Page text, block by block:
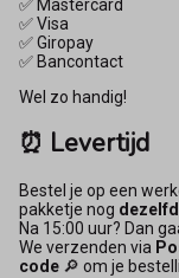
✅ Mastercard
✅ Visa
✅ Giropay
✅ Bancontact
Wel zo handig!
⏰ Levertijd
Bestel je op een
pakketje nog
Na 15:00 uur? Dan
We verzenden via
code 🔎 om je